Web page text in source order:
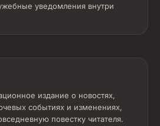
уведомления внутри
издание о новостях,
событиях и изменениях,
повестку читателя.